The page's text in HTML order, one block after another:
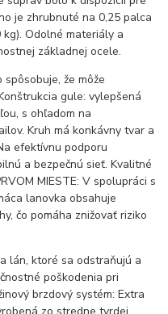
je zhrubnuté na 0,25 palca
Odolné materiály a
základnej ocele.
že môže
gule: vylepšená
s ohľadom na
Kruh má konkávny tvar a
efektívnu podporu
a bezpečnú sieť. Kvalitné
MIESTE: V spolupráci s
lanovka obsahuje
čo pomáha znižovať riziko
lán, ktoré sa odstraňujú a
poškodenia pri
brzdový systém: Extra